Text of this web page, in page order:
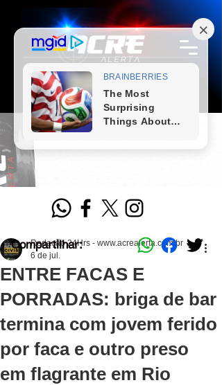
ENTRE FACAS E
PORRADAS: briga de bar
termina com jovem ferido
por faca e outro preso
em flagrante em Rio
Redação 24Hrs - www.acrealerta.com.br
6 de jul.
Compartilhar: